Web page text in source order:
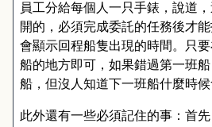
員工分給每個人一只手錶，說道
開的，必須完成委託的任務後才
會顯示回程船隻出現的時間。只
船的地方即可，如果錯過第一班
船，但沒人知道下一班船什麼時候
此外還有一些必須記住的事：首